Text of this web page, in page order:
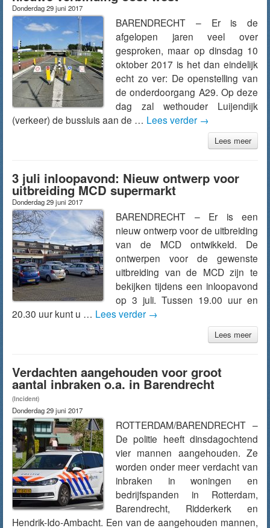
Donderdag 29 juni 2017
BARENDRECHT – Er is de
afgelopen jaren veel over
gesproken, maar op dinsdag 10
oktober 2017 is het dan eindelijk
echt zo ver: De openstelling van
de onderdoorgang A29. Op deze
dag zal wethouder Luijendijk
(verkeer) de bussluis aan de … Lees verder →
Lees meer
3 juli inloopavond: Nieuw ontwerp voor
uitbreiding MCD supermarkt
Donderdag 29 juni 2017
BARENDRECHT – Er is een
nieuw ontwerp voor de uitbreiding
van de MCD ontwikkeld. De
ontwerpen voor de gewenste
uitbreiding van de MCD zijn te
bekijken tijdens een inloopavond
op 3 juli. Tussen 19.00 uur en
20.30 uur kunt u … Lees verder →
Lees meer
Verdachten aangehouden voor groot
aantal inbraken o.a. in Barendrecht
(Incident)
Donderdag 29 juni 2017
ROTTERDAM/BARENDRECHT –
De politie heeft dinsdagochtend
vier mannen aangehouden. Ze
worden onder meer verdacht van
inbraken in woningen en
bedrijfspanden in Rotterdam,
Barendrecht, Ridderkerk en
Hendrik-Ido-Ambacht. Een van de aangehouden mannen,